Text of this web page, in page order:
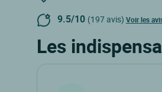
9.5/10 (197 avis) Voir les
Les